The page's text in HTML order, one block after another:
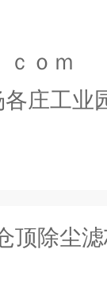
ｃｏｍ
庄工业
顶除尘